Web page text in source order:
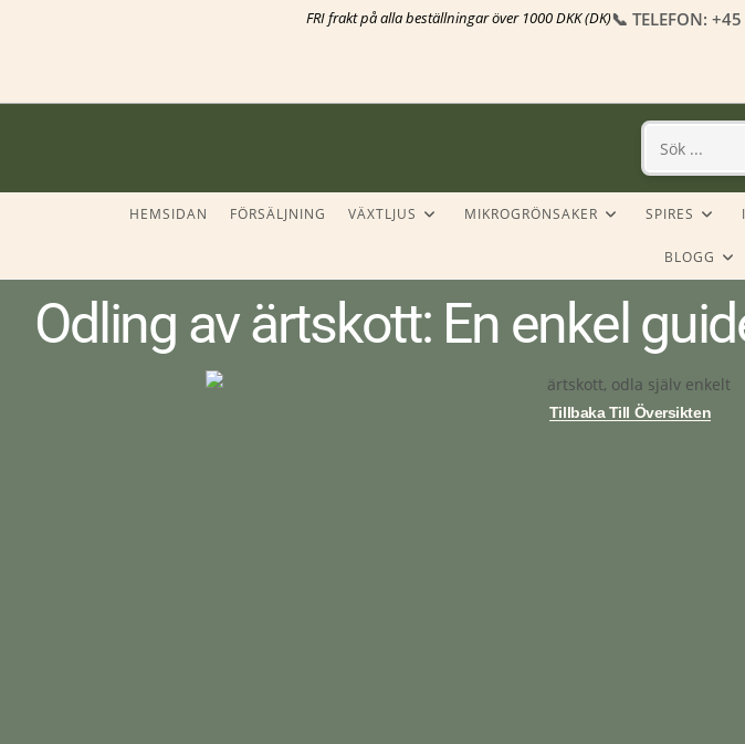
📞 TELEFON:
FRI frakt på alla beställningar över 1000 DKK (DK)
Sök
på
webbplats
HEMSIDAN FÖRSÄLJNING VÄXTLJUS MIKROGRÖNSAKER SPIRES
BLOGG
Odling av ärtskott: En enkel
Tillbaka Till Översikten